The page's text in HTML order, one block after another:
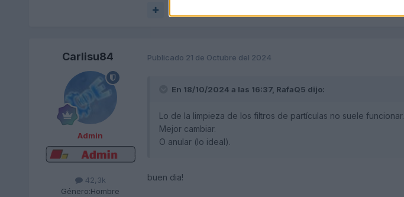
Carlisu84
Admin
42,3k
Género:Hombre
Publicado 21 de Octubre del 2024
En 18/10/2024 a las 16:37, RafaQ5 dijo:
Lo de la limpieza de los filtros de partículas no suele funcionar.
Mejor cambiar.
O anular (lo ideal).
buen dia!